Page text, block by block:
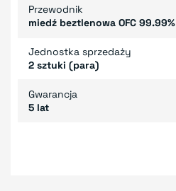
Przewodnik
miedź beztlenowa OFC 99.99%
Jednostka sprzedaży
2 sztuki (para)
Gwarancja
5 lat